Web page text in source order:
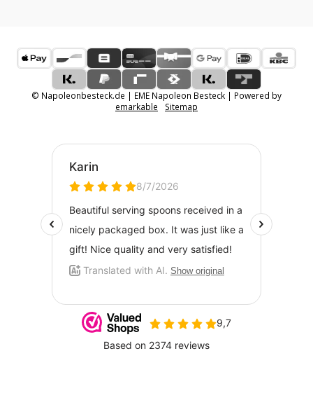
© Napoleonbesteck.de | EME Napoleon Besteck | Powered by
emarkable
Sitemap